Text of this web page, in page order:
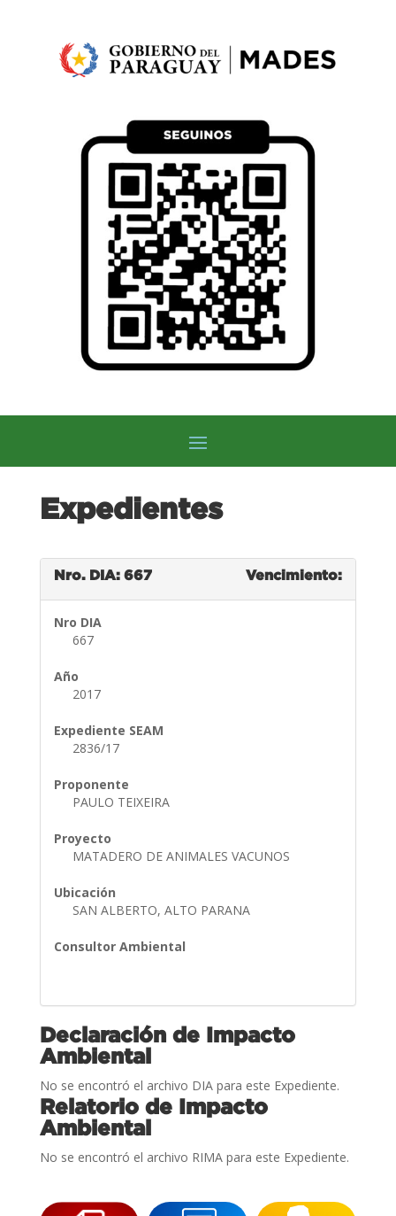
Expedientes
Nro. DIA: 667 Vencimiento:
Nro DIA
667
Año
2017
Expediente SEAM
2836/17
Proponente
PAULO TEIXEIRA
Proyecto
MATADERO DE ANIMALES VACUNOS
Ubicación
SAN ALBERTO, ALTO PARANA
Consultor Ambiental
Declaración de Impacto
Ambiental
No se encontró el archivo DIA para este Expediente.
Relatorio de Impacto
Ambiental
No se encontró el archivo RIMA para este Expediente.